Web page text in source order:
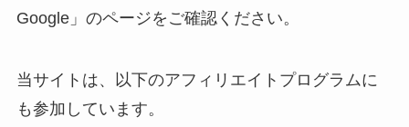
Google」のページをご確認ください。
当サイトは、以下のアフィリエイトプログラムに
も参加しています。